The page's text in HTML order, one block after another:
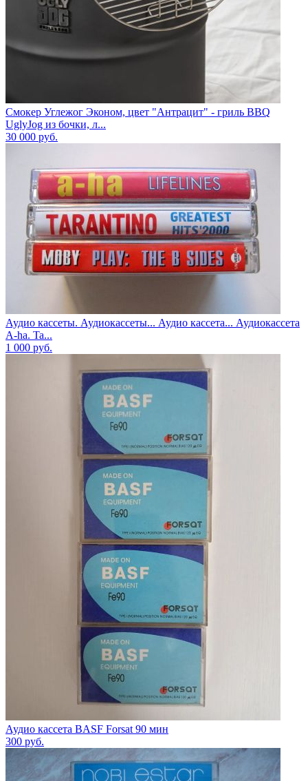
Смокер Углежог Эконом, цвет "Антрацит" - гриль BBQ
UglyJog из бочки, л...
30 000 руб.
Аудио кассеты. Аудиокассеты... Аудио кассета... Аудиокассета
A-ha. Ta...
1 000 руб.
Аудио кассета BASF Forsat 90 мин
300 руб.